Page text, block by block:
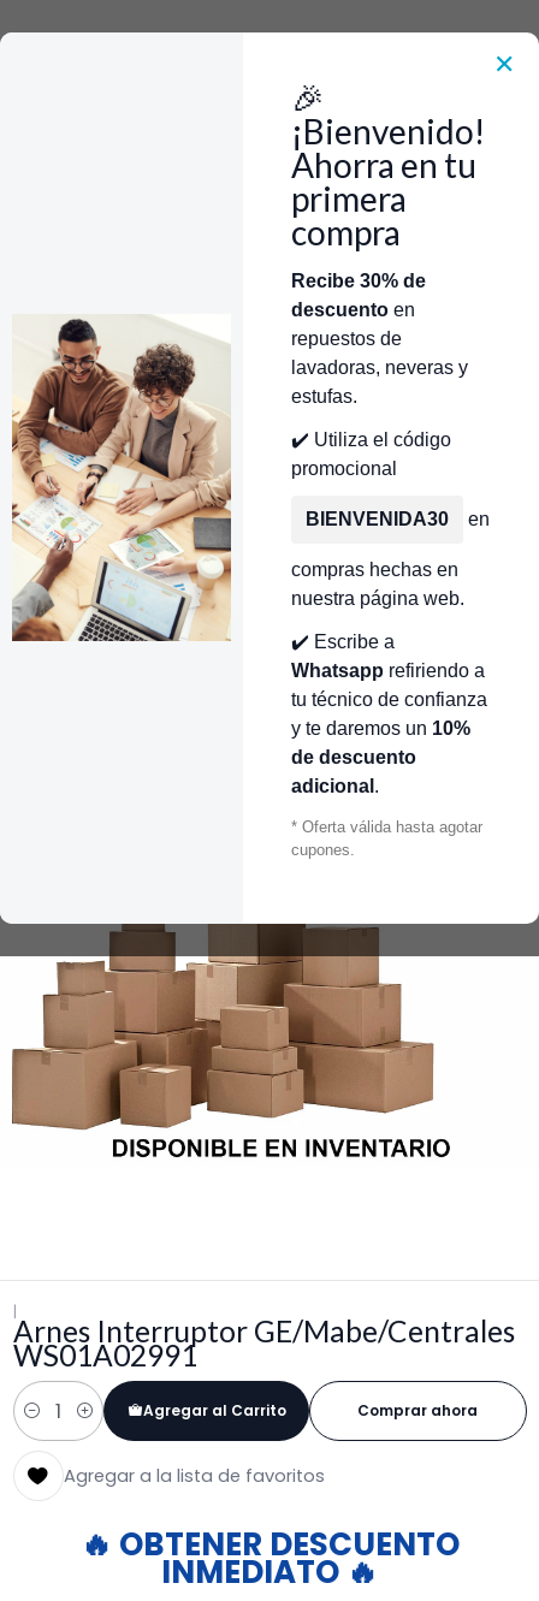
✕
🎉
¡Bienvenido!
Ahorra en tu
primera
compra
Recibe 30% de
descuentoen
repuestos de
lavadoras, neveras y
estufas.
✔️ Utiliza el código
promocional
BIENVENIDA30 en
compras hechas en
nuestra página web.
✔️ Escribe a
Whatsapp refiriendo a
tu técnico de confianza
y te daremos un 10%
de descuento
adicional .
* Oferta válida hasta agotar
cupones.
TiendaTécnicos Autorizados
Donde encontrar modelo? Servicios de Reparación
Arnes Interruptor GE/Mabe/Centrales WS01A02991
|
Arnes Interruptor GE/Mabe/Centrales
WS01A02991
Cantidad
Agregar al Carrito Comprar ahora
Agregar a la lista de favoritos
🔥 OBTENER DESCUENTO
INMEDIATO 🔥